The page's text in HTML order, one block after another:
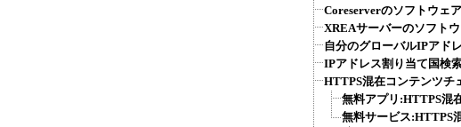
Coreserverのソフトウェ
XREAサーバーのソフト
自分のグローバルIPアド
IPアドレス割り当て国検
HTTPS混在コンテンツチ
無料アプリ:HTTPS混
無料サービス:HTTPS